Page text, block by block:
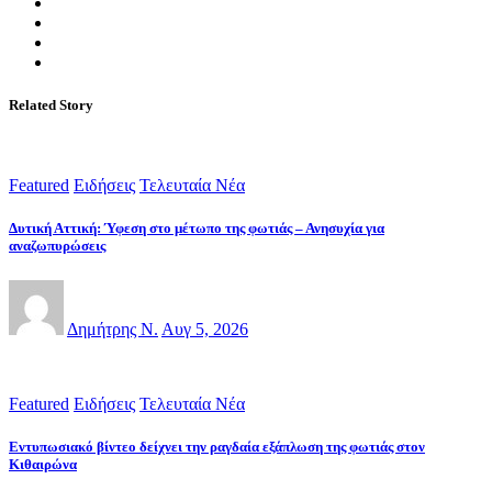
Related Story
Featured Ειδήσεις Τελευταία Νέα
Δυτική Αττική: Ύφεση στο μέτωπο της φωτιάς – Ανησυχία για
αναζωπυρώσεις
Δημήτρης Ν. Αυγ 5, 2026
Featured Ειδήσεις Τελευταία Νέα
Εντυπωσιακό βίντεο δείχνει την ραγδαία εξάπλωση της φωτιάς στον
Κιθαιρώνα